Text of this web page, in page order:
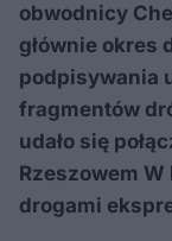
obwodnicy
głównie okres
podpisywania
fragmentów
udało się
Rzeszowem
drogami